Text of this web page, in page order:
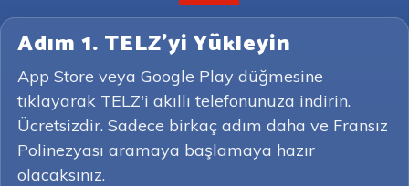
Adım 1. TELZ'yi Yükleyin
App Store veya Google Play düğmesine
tıklayarak TELZ'i akıllı telefonunuza indirin.
Ücretsizdir. Sadece birkaç adım daha ve Fransız
Polinezyası aramaya başlamaya hazır
olacaksınız.